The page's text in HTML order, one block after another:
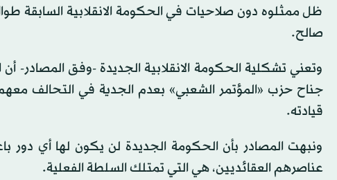
ظل ممثلوه دون صلاحيات في الحكومة الانقلابية السابقة
صالح.
وتعني تشكلية الحكومة الانقلابية الجديدة -وفق
جناح حزب «المؤتمر الشعبي» بعدم الجدية في التحالف
قيادته.
ونبهت المصادر بأن الحكومة الجديدة لن يكون لها أي دور
عناصرهم العقائديين، هي التي تمتلك السلطة الفعلية.